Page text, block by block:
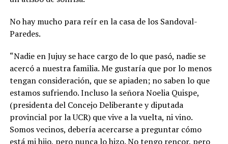
No hay mucho para reír en la casa de los Sandoval-
Paredes.
“Nadie en Jujuy se hace cargo de lo que pasó, nadie se
acercó a nuestra familia. Me gustaría que por lo menos
tengan consideración, que se apiaden; no saben lo que
estamos sufriendo. Incluso la señora Noelia Quispe,
(presidenta del Concejo Deliberante y diputada
provincial por la UCR) que vive a la vuelta, ni vino.
Somos vecinos, debería acercarse a preguntar cómo
está mi hijo, pero nunca lo hizo. No tengo rencor, pero